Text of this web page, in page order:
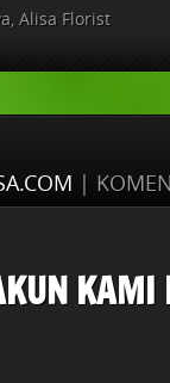
Alisa Florist